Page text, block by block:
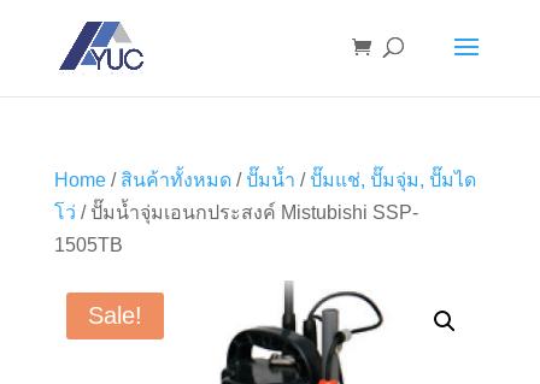
Home/ สินค้าทั้งหมด/ปั๊มน้ำ /ปั๊มแช่, ปั๊มจุ่ม, ปั๊มได
โว่ / ปั๊มน้ำจุ่มเอนกประสงค์ Mistubishi SSP-
1505TB
Sale!